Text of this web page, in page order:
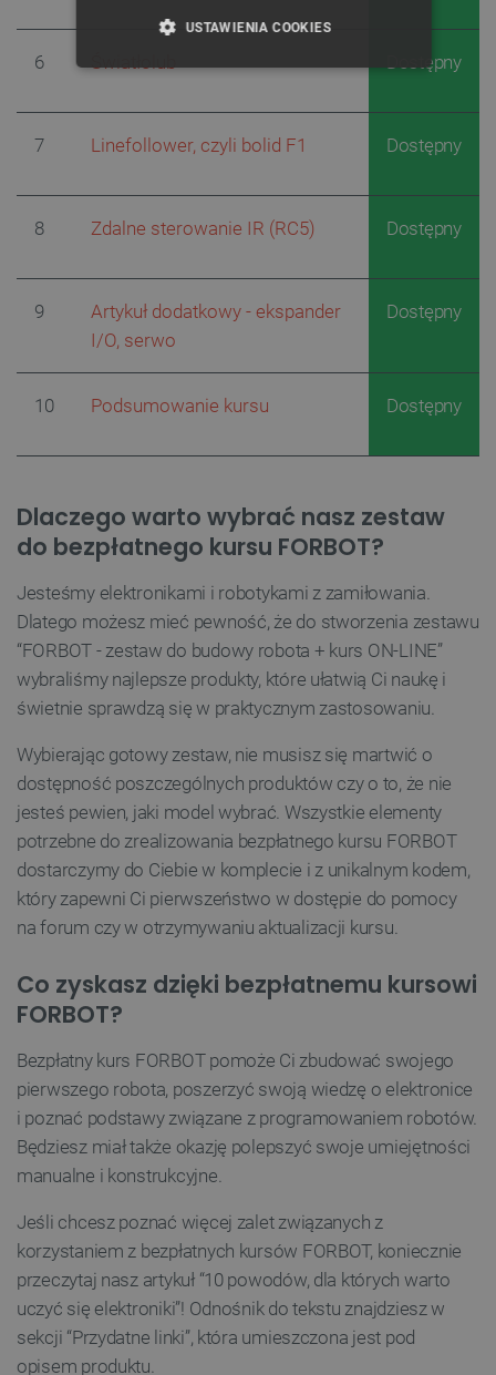
6 Dostępny
7 Linefollower, czyli bolid F1 Dostępny
8 Zdalne sterowanie IR (RC5) Dostępny
9
Artykuł dodatkowy - ekspander
I/O, serwo
Dostępny
10 Podsumowanie kursu Dostępny
Dlaczego warto wybrać nasz zestaw
do bezpłatnego kursu FORBOT?
Jesteśmy elektronikami i robotykami z zamiłowania.
Dlatego możesz mieć pewność, że do stworzenia zestawu
“FORBOT - zestaw do budowy robota + kurs ON-LINE”
wybraliśmy najlepsze produkty, które ułatwią Ci naukę i
świetnie sprawdzą się w praktycznym zastosowaniu.
Wybierając gotowy zestaw, nie musisz się martwić o
dostępność poszczególnych produktów czy o to, że nie
jesteś pewien, jaki model wybrać. Wszystkie elementy
potrzebne do zrealizowania bezpłatnego kursu FORBOT
dostarczymy do Ciebie w komplecie i z unikalnym kodem,
który zapewni Ci pierwszeństwo w dostępie do pomocy
na forum czy w otrzymywaniu aktualizacji kursu.
Co zyskasz dzięki bezpłatnemu kursowi
FORBOT?
Bezpłatny kurs FORBOT pomoże Ci zbudować swojego
pierwszego robota, poszerzyć swoją wiedzę o elektronice
i poznać podstawy związane z programowaniem robotów.
Będziesz miał także okazję polepszyć swoje umiejętności
manualne i konstrukcyjne.
Jeśli chcesz poznać więcej zalet związanych z
korzystaniem z bezpłatnych kursów FORBOT, koniecznie
przeczytaj nasz artykuł “10 powodów, dla których warto
uczyć się elektroniki”! Odnośnik do tekstu znajdziesz w
sekcji “Przydatne linki”, która umieszczona jest pod
opisem produktu.
USTAWIENIA COOKIES
Funkcjonalność
podstawowych funkcji strony internetowej, takich
Bez niezbędnych plików cookie nie można
Provider /
PrestaShop-[abcdef0123456789]{32} .botland.com.pl
VISITOR_PRIVACY_METADATA
YouTube
__cf_bm
Cloudflare Inc.
.inpost.pl
Polityce prywatności Google